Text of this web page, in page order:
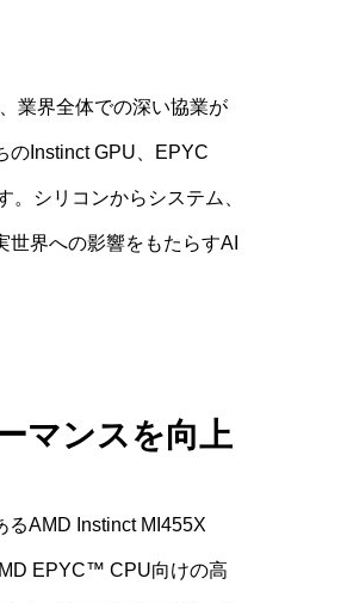
業界全体での深い協業が
のInstinct GPU、EPYC
シリコンからシステム、
界への影響をもたらすAI
マンスを向上
るAMD Instinct MI455X
EPYC™ CPU向けの高